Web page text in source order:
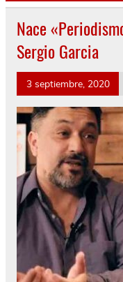
Nace
Sergio Garcia
3 septiembre, 2020